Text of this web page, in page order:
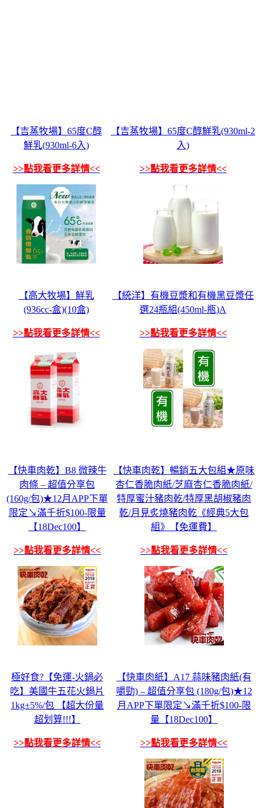
【吉蒸牧場】65度C醇
鮮乳(930ml-6入)
>>點我看更多詳情<<
【吉蒸牧場】65度C醇鮮乳(930ml-2
入)
>>點我看更多詳情<<
【高大牧場】鮮乳
(936cc-盒)(10盒)
>>點我看更多詳情<<
【統洋】有機豆漿和有機黑豆漿任
選24瓶組(450ml-瓶)A
>>點我看更多詳情<<
【快車肉乾】B8 微辣牛
肉條 – 超值分享包
(160g/包)★12月APP下單
限定↘滿千折$100-限量
【18Dec100】
>>點我看更多詳情<<
【快車肉乾】暢銷五大包組★原味
杏仁香脆肉紙/芝麻杏仁香脆肉紙/
特厚蜜汁豬肉乾/特厚黑胡椒豬肉
乾/月見炙燒豬肉乾《經典5大包
組》【免運費】
>>點我看更多詳情<<
極好食?【免運-火鍋必
吃】美國牛五花火鍋片
1kg±5%/包 【超大份量
超划算!!!】
>>點我看更多詳情<<
【快車肉紙】A17 蒜味豬肉紙(有
嚼勁) – 超值分享包 (180g/包)★12
月APP下單限定↘滿千折$100-限
量【18Dec100】
>>點我看更多詳情<<